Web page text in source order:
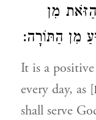
מִן
מִן הַתּוֹרָה:
It is a
every day, as [
shall serve